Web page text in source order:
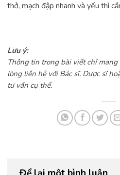
thở, mạch đập nhanh và yếu thì
Lưu ý:
Thông tin trong bài viết chỉ
lòng liên hệ với Bác sĩ, Dược sĩ
tư vấn cụ thể.